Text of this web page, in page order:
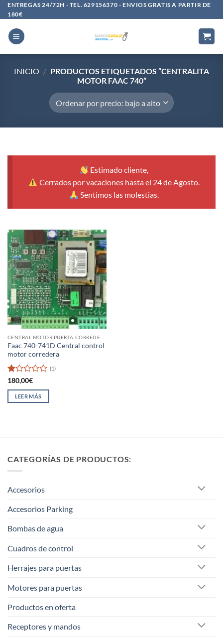
Saltar
al
contenido
ENTREGAS 24/72H - TEL. 629156370 - ENVIOS GRATIS A PARTIR DE
180€
INICIO / PRODUCTOS ETIQUETADOS “CENTRALITA
MOTOR FAAC 740”
Estimado cliente,
Cerrados por vacaciones hasta el 24 de Agosto.
Sentimos las molestias.
Faac 740-741D Central control
motor corredera
Valorado
con
de
(1)
180,00€
LEER MÁS
CATEGORÍAS DE PRODUCTOS:
Accesorios
Accesorios Parking
Bombas de agua
Cuadros de control
Herrajes para puertas
Motores para puertas
Productos en oferta
Receptores y mandos